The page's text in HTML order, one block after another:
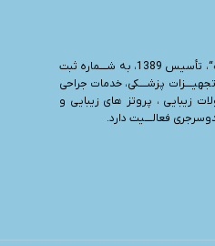
“، تأسیس 1389، به شــــماره ثبت
تجهیــــزات پزشــــکی، خدمات جراحی
زیبایی ، پروتز های زیبایی و
فعالــــیت دارد.